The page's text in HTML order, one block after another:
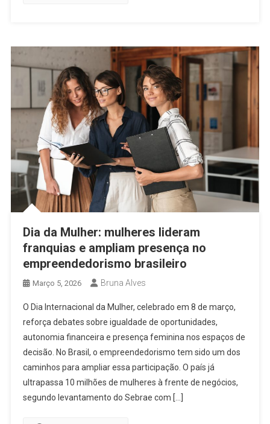
Dia da Mulher: mulheres lideram
franquias e ampliam presença no
empreendedorismo brasileiro
Março 5, 2026 Bruna Alves
O Dia Internacional da Mulher, celebrado em 8 de março,
reforça debates sobre igualdade de oportunidades,
autonomia financeira e presença feminina nos espaços de
decisão. No Brasil, o empreendedorismo tem sido um dos
caminhos para ampliar essa participação. O país já
ultrapassa 10 milhões de mulheres à frente de negócios,
segundo levantamento do Sebrae com […]